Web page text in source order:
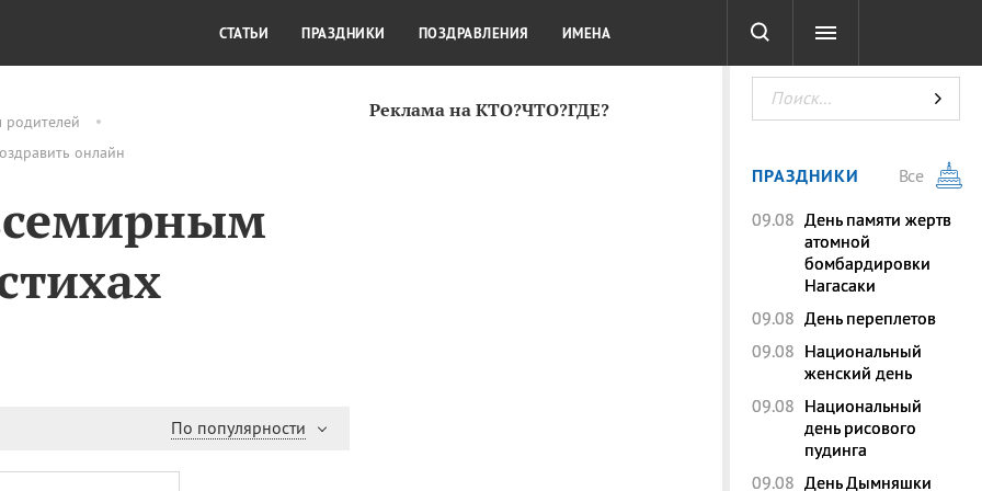
онлайн
По популярности
Реклама на КТО?ЧТО?ГДЕ?
КУЛЬТУРА КРАСОТА ТЕСТЫ
СТАТЬИ ПРАЗДНИКИ ПОЗДРАВЛЕНИЯ ИМЕНА
ПРАЗДНИКИ
Все
09.08 День памяти жертв
атомной
бомбардировки
Нагасаки
09.08 День переплетов
09.08 Национальный
женский день
09.08 Национальный
день рисового
пудинга
09.08 День Дымняшки